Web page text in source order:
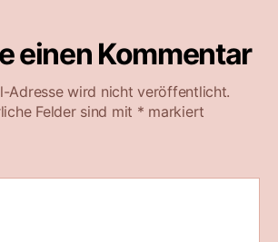
einen Kommentar
Adresse wird nicht veröffentlicht.
Felder sind mit * markiert